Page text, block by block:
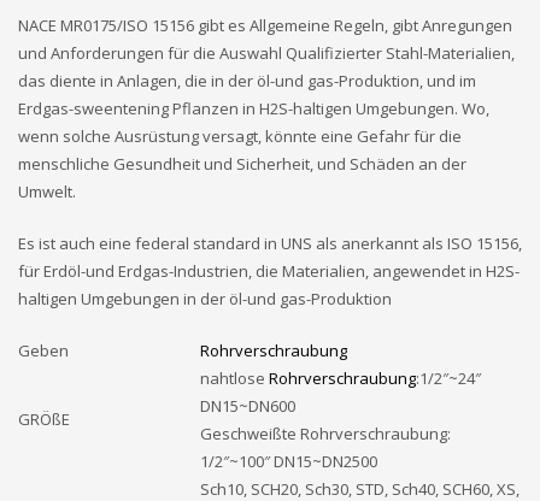
NACE MR0175/ISO 15156 gibt es Allgemeine Regeln, gibt Anregungen
und Anforderungen für die Auswahl Qualifizierter Stahl-Materialien,
das diente in Anlagen, die in der öl-und gas-Produktion, und im
Erdgas-sweentening Pflanzen in H2S-haltigen Umgebungen. Wo,
wenn solche Ausrüstung versagt, könnte eine Gefahr für die
menschliche Gesundheit und Sicherheit, und Schäden an der
Umwelt.
Es ist auch eine federal standard in UNS als anerkannt als ISO 15156,
für Erdöl-und Erdgas-Industrien, die Materialien, angewendet in H2S-
haltigen Umgebungen in der öl-und gas-Produktion
Geben Rohrverschraubung
GRÖßE
nahtlose Rohrverschraubung:1/2″~24″
DN15~DN600
Geschweißte Rohrverschraubung:
1/2″~100″ DN15~DN2500
Sch10, SCH20, Sch30, STD, Sch40, SCH60, XS,